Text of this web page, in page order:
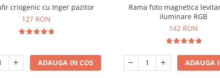
criogenic cu Inger pazitor
127 RON
ADAUGA IN COS
Rama foto magnetica
iluminare RGB
142 RON
ADAUGA